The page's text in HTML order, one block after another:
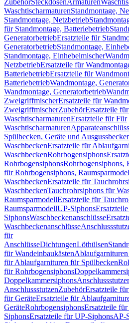
ZubehörSteckdosenArmaturen
WaschtischarmaturenStandmontage,
Standmontage, Netzbetrieb
für Standmontage, Batteriebetrieb
GeneratorbetriebErsatzteile für
GeneratorbetriebStandmontage,
Standmontage, Einhebelmischer
NetzbetriebErsatzteile für
BatteriebetriebErsatzteile für
BatteriebetriebWandmontage,
Wandmontage, Generatorbetrieb
ZweigriffmischerErsatzteile für
ZweigriffmischerZubehörErsatzteile
WaschtischarmaturenErsatzteile für Für
Waschtischarmaturen
Spülbecken, Geräte und
WaschbeckenErsatzteile für
WaschbeckenRohrbogensiphons
RohrbogensiphonsRohrbogensiphons,
für Rohrbogensiphons,
WaschbeckenErsatzteile für
WaschbeckenTauchrohrsiphons für
RaumsparmodellErsatzteile für
RaumsparmodellUP-Siphons
SiphonsWaschbeckenanschlüsse
Waschbeckenanschlüsse
für
AnschlüsseDichtungenLöthülsen
für Wandeinbaukästen
für Ablaufgarnituren für Spülbecken
für Rohrbogensiphons
Doppelkammersiphons
AnschlussstutzenZubehörErsatzteile
für GeräteErsatzteile für
GeräteRohrbogensiphonsErsatzteile
SiphonsErsatzteile für UP-SiphonsAP-